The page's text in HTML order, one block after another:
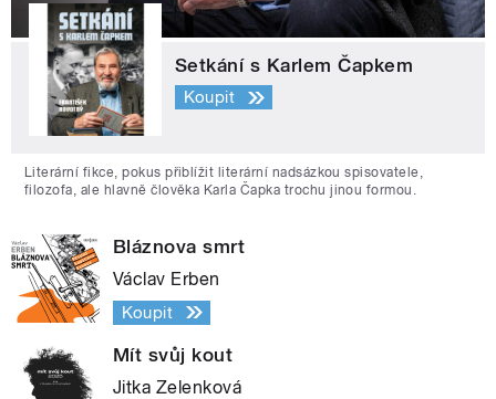
Setkání s Karlem Čapkem
Koupit
Literární fikce, pokus přiblížit literární nadsázkou spisovatele,
filozofa, ale hlavně člověka Karla Čapka trochu jinou formou.
Bláznova smrt
Václav Erben
Koupit
Mít svůj kout
Jitka Zelenková